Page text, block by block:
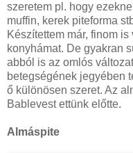
szeretem pl. hogy
muffin, kerek piteforma
Készítettem már, finom
konyhámat. De gyakran
abból is az omlós
betegségének jegyében
ő különösen szeret. Az
Bablevest ettünk előtte.
Almáspite